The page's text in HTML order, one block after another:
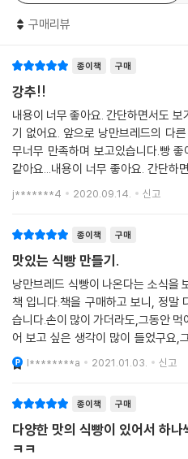
CLASS 07. 스프와 잼
02. 토마토스프
04. 딸기잼
05. 청포도잼
06. 키위잼
07. 바나나잼
08. 귤잼
그리고 내가 상상했던 사랑스러운
.- PROLOGUE 중 -
구매리뷰
종이책 구매
강추!!
내용이 너무 좋아요. 간단하면서도
기 없어요. 앞으로 낭만브레드의 다른 버전의 빵책을 보고싶을 정도로 너
무너무 만족하며 보고있습니다.빵
같아요...내용이 너무 좋아요. 간단하
정도로 너무너무
j*******4 2020.09.14. 신고
종이책 구매
맛있는 식빵 만들기.
낭만브레드 식빵이 나온다는 소식을
책 입니다.책을 구매하고 보니, 정말
습니다.손이 많이 가더라도,그동안
어 보고 싶은 생각이 많이 들었구요,
책에서 보게 되서,개인적으로 만들어
안 빵 관련 책들을
l********a 2021.01.03. 신고
종이책 구매
다양한 맛의 식빵이 있어서 하
ㅋㅋ